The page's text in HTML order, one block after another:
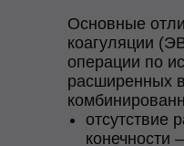
Основные
коагуляции
операции по
расширенных
отсутствие
конечности